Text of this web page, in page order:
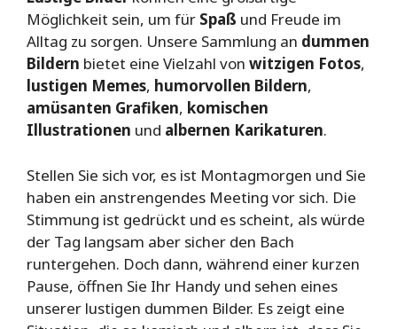
Möglichkeit sein, um für Spaß und Freude im
Alltag zu sorgen. Unsere Sammlung an dummen
Bildern bietet eine Vielzahl von witzigen Fotos,
lustigen Memes, humorvollen Bildern,
amüsanten Grafiken, komischen
Illustrationen und albernen Karikaturen.
Stellen Sie sich vor, es ist Montagmorgen und Sie
haben ein anstrengendes Meeting vor sich. Die
Stimmung ist gedrückt und es scheint, als würde
der Tag langsam aber sicher den Bach
runtergehen. Doch dann, während einer kurzen
Pause, öffnen Sie Ihr Handy und sehen eines
unserer lustigen dummen Bilder. Es zeigt eine